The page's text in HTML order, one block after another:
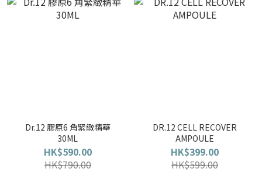
Dr.12 膠原6 角緊緻精華
30ML
HK$590.00
HK$790.00
DR.12 CELL RECOVER
AMPOULE
HK$399.00
HK$599.00